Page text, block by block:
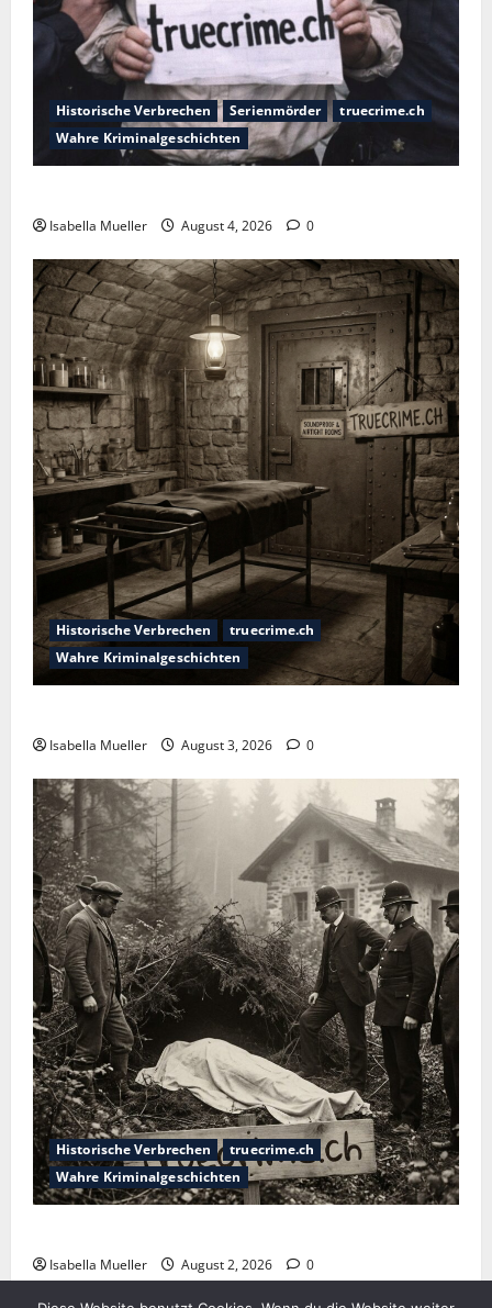
Historische Verbrechen Serienmörder
truecrime.ch
Wahre Kriminalgeschichten
Isabella Mueller August 4, 2026 0
Historische Verbrechen
truecrime.ch
Wahre Kriminalgeschichten
Isabella Mueller August 3, 2026 0
Historische Verbrechen
truecrime.ch
Wahre Kriminalgeschichten
Isabella Mueller August 2, 2026 0